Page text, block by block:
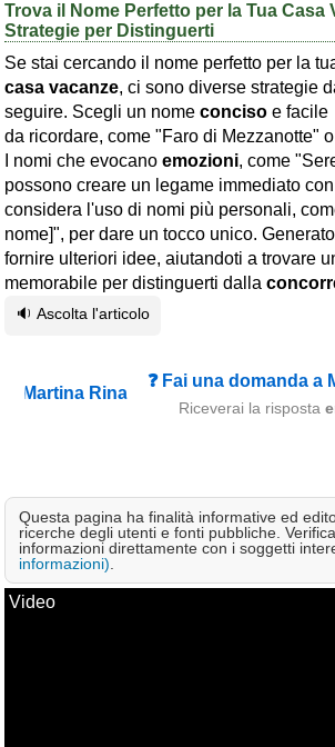
Trova il Nome Perfetto per la Tua Casa
Strategie per Distinguerti
Se stai cercando il nome perfetto per la
casa vacanze, ci sono diverse strategie
seguire. Scegli un nome conciso e facile
da ricordare, come "Faro di Mezzanotte"
I nomi che evocano emozioni, come
possono creare un legame immediato
considera l'uso di nomi più personali,
nome]", per dare un tocco unico.
fornire ulteriori idee, aiutandoti a trovare
memorabile per distinguerti dalla
🔉 Ascolta l'articolo
❓ Fai una domanda a
Riceverai la risposta
Questa pagina ha finalità informative ed
ricerche degli utenti e fonti pubbliche.
informazioni direttamente con i soggetti
informazioni)
Video
➕ Segnala evento
Area riservata
Chi siamo
Ambienti
≋ Mare
🗻 Montagna
Laghi
Abruzzo(214)
Basilicata(64)